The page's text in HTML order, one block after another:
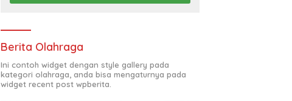
Berita Olahraga
Ini contoh widget dengan style gallery pada
kategori olahraga, anda bisa mengaturnya pada
widget recent post wpberita.